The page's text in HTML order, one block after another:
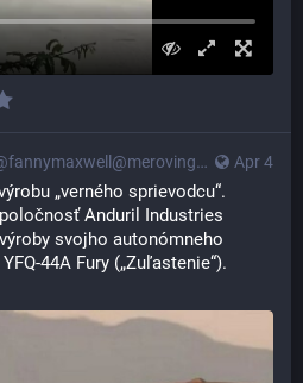
Apr 4
fannymaxwell@merovingian.club
„verného sprievodcu“.
Anduril Industries
svojho autonómneho
44A Fury („Zuľastenie“).